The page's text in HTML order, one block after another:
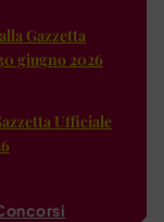
Gazzetta
giugno 2026
Ufficiale